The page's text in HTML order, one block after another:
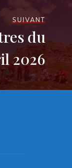
SUIVANT
du
2026